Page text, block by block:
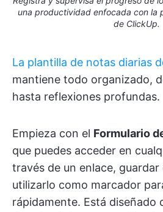
una productividad enfocada con la
de ClickUp.
La plantilla de notas diarias
mantiene todo organizado,
hasta reflexiones profundas.
Empieza con el Formulario
que puedes acceder en
través de un enlace,
utilizarlo como marcador
rápidamente. Está diseñado